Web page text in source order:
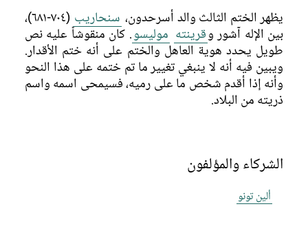
يظهر الختم الثالث والد أسرحدون، سنحاريب (٧٠٤-٦٨١)،
بين الإله آشور وقرينته موليسو. كان منقوشاً عليه نص
طويل يحدد هوية العاهل والختم على أنه ختم الأقدار.
ويبين فيه أنه لا ينبغي تغيير ما تم ختمه على هذا النحو
وأنه إذا أقدم شخص ما على رميه، فسيمحى اسمه واسم
ذريته من البلاد.
الشركاء والمؤلفون
ألين تونو